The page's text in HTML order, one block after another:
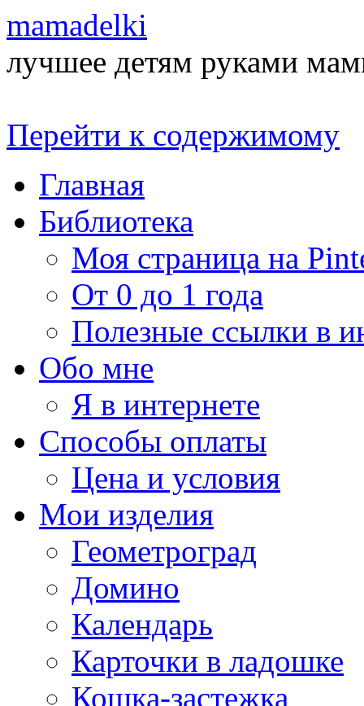
mamadelki
лучшее детям руками
Перейти к содержимому
Главная
Библиотека
Моя страница на
От 0 до 1 года
Полезные ссылки в
Обо мне
Я в интернете
Способы оплаты
Цена и условия
Мои изделия
Геометроград
Домино
Календарь
Карточки в ладошке
Кошка-застежка